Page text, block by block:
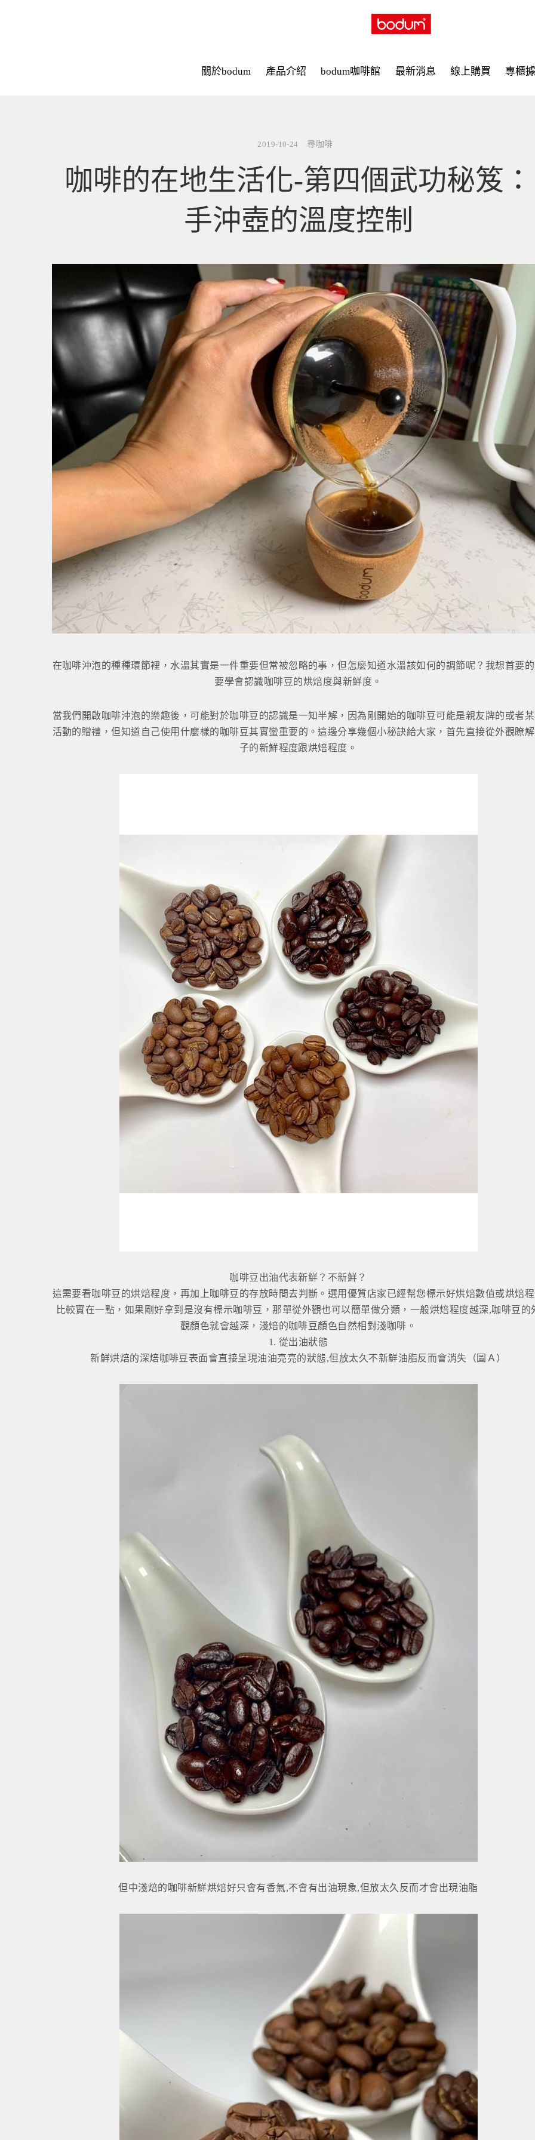
關於bodum 產品介紹 bodum咖啡館 最新消息 線上購買 專櫃
2019-10-24 尋咖啡
咖啡的在地生活化-第四個武功秘笈：
手沖壺的溫度控制
在咖啡沖泡的種種環節裡，水溫其實是一件重要但常被忽略的事，但怎麼知道水溫該如何的調節呢？我想首要
要學會認識咖啡豆的烘焙度與新鮮度。
當我們開啟咖啡沖泡的樂趣後，可能對於咖啡豆的認識是一知半解，因為剛開始的咖啡豆可能是親友牌的或者
活動的贈禮，但知道自己使用什麼樣的咖啡豆其實蠻重要的。這邊分享幾個小秘訣給大家，首先直接從外觀瞭
子的新鮮程度跟烘焙程度。
咖啡豆出油代表新鮮？不新鮮？
這需要看咖啡豆的烘焙程度，再加上咖啡豆的存放時間去判斷。選用優質店家已經幫您標示好烘焙數值或烘焙
比較實在一點，如果剛好拿到是沒有標示咖啡豆，那單從外觀也可以簡單做分類，一般烘焙程度越深,咖啡豆的
觀顏色就會越深，淺焙的咖啡豆顏色自然相對淺咖啡。
1. 從出油狀態
新鮮烘焙的深焙咖啡豆表面會直接呈現油油亮亮的狀態,但放太久不新鮮油脂反而會消失（圖Ａ）
但中淺焙的咖啡新鮮烘焙好只會有香氣,不會有出油現象,但放太久反而才會出現油脂